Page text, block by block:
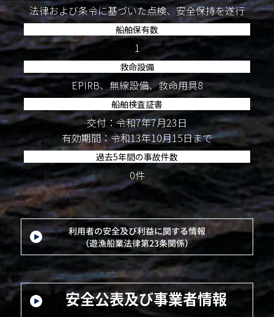
法律および条令に基づいた点検、安全保持を遂行
船舶保有数
1
救命設備
EPIRB、無線設備、救命用具8
船舶検査証書
交付：令和7年7月23日
有効期間：令和13年10月15日まで
過去5年間の事故件数
0件